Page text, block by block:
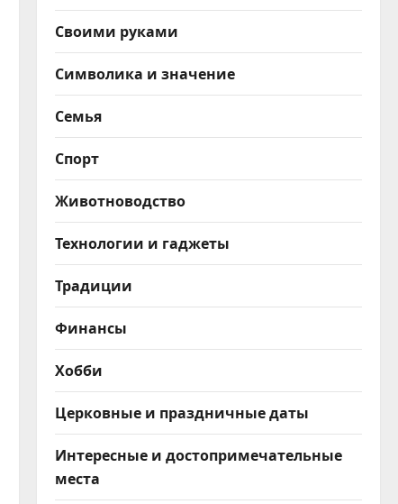
Своими руками
Символика и значение
Семья
Спорт
Животноводство
Технологии и гаджеты
Традиции
Финансы
Хобби
Церковные и праздничные даты
Интересные и достопримечательные
места